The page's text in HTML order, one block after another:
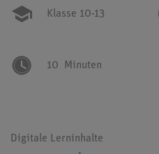
Klasse 10-13
10 Minuten
Digitale Lerninhalte